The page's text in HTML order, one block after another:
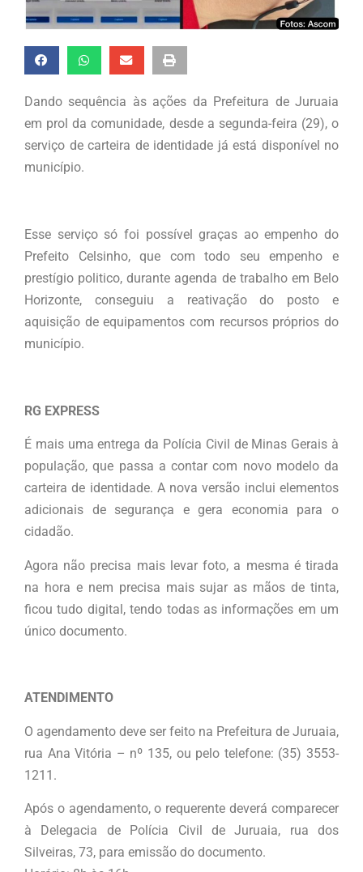
Dando sequência às ações da Prefeitura de Juruaia
em prol da comunidade, desde a segunda-feira (29), o
serviço de carteira de identidade já está disponível no
município.
Esse serviço só foi possível graças ao empenho do
Prefeito Celsinho, que com todo seu empenho e
prestígio politico, durante agenda de trabalho em Belo
Horizonte, conseguiu a reativação do posto e
aquisição de equipamentos com recursos próprios do
município.
RG EXPRESS
É mais uma entrega da Polícia Civil de Minas Gerais à
população, que passa a contar com novo modelo da
carteira de identidade. A nova versão inclui elementos
adicionais de segurança e gera economia para o
cidadão.
Agora não precisa mais levar foto, a mesma é tirada
na hora e nem precisa mais sujar as mãos de tinta,
ficou tudo digital, tendo todas as informações em um
único documento.
ATENDIMENTO
O agendamento deve ser feito na Prefeitura de Juruaia,
rua Ana Vitória – nº 135, ou pelo telefone: (35) 3553-
1211.
Após o agendamento, o requerente deverá comparecer
à Delegacia de Polícia Civil de Juruaia, rua dos
Silveiras, 73, para emissão do documento.